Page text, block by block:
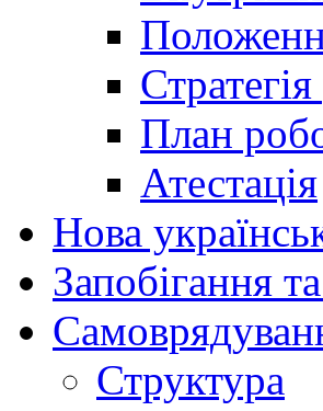
План
Атестація
Нова
Запобігання
Структура